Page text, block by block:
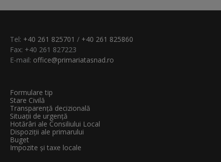
Tel: +40 261 825701 / +40 261 825860
Fax: +40 261 827223
E-mail: office@primariatasnad.ro
Formulare tip
Stare Civilă
Transparenţă decizională
Situații de urgență
Hotărâri ale Consiliului Local
Dispoziții ale primarului
Buget
Impozite și taxe locale